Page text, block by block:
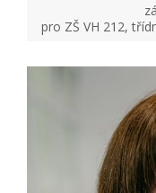
pro ZŠ VH 212,